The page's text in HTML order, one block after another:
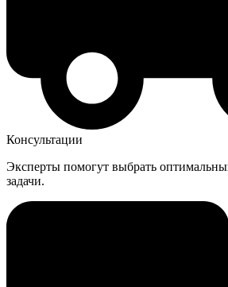
Консультации
Эксперты помогут выбрать
задачи.